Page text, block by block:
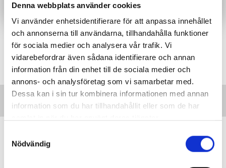
Denna webbplats använder cookies
Vi använder enhetsidentifierare för att anpassa innehållet
och annonserna till användarna, tillhandahålla funktioner
för sociala medier och analysera vår trafik. Vi
vidarebefordrar även sådana identifierare och annan
information från din enhet till de sociala medier och
annons- och analysföretag som vi samarbetar med.
Dessa kan i sin tur kombinera informationen med annan
information som du har tillhandahållit eller som de har
Nödvändig
Lönestatistik Granskning
klassrum”